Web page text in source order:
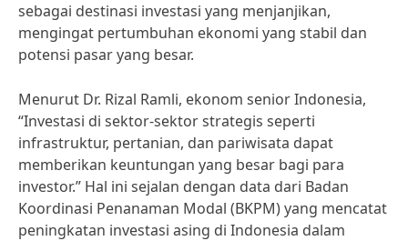
sebagai destinasi investasi yang menjanjikan,
mengingat pertumbuhan ekonomi yang stabil dan
potensi pasar yang besar.
Menurut Dr. Rizal Ramli, ekonom senior Indonesia,
“Investasi di sektor-sektor strategis seperti
infrastruktur, pertanian, dan pariwisata dapat
memberikan keuntungan yang besar bagi para
investor.” Hal ini sejalan dengan data dari Badan
Koordinasi Penanaman Modal (BKPM) yang mencatat
peningkatan investasi asing di Indonesia dalam